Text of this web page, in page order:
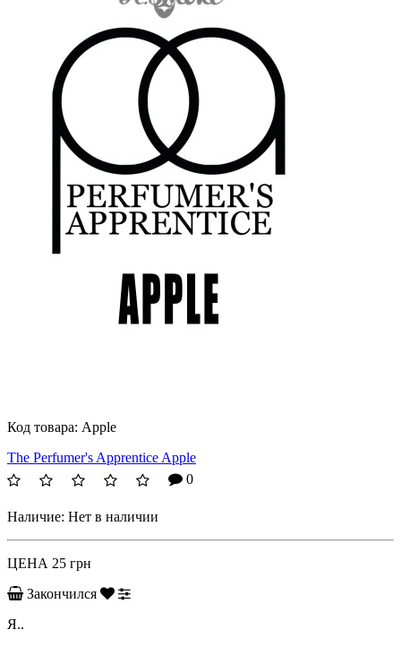
Код товара: Apple
The Perfumer's Apprentice Apple
0
Наличие: Нет в наличии
ЦЕНА 25 грн
Закончился
Я..